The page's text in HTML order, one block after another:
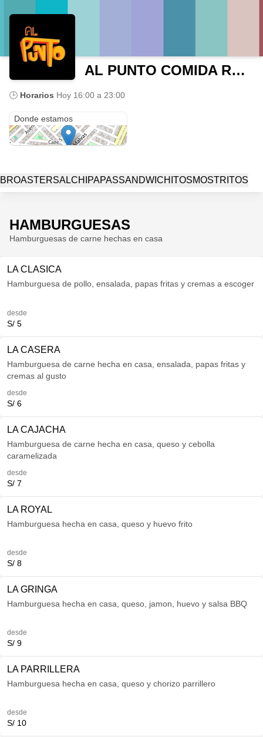
AL PUNTO COMIDA RAPIDA
🕒 Horarios Hoy 16:00 a 23:00
Donde estamos
BROASTERSALCHIPAPASSANDWICHITOSMOSTRITOS
HAMBURGUESAS
Hamburguesas de carne hechas en casa
LA CLASICA
Hamburguesa de pollo, ensalada, papas fritas y cremas a escoger
desde
S/ 5
LA CASERA
Hamburguesa de carne hecha en casa, ensalada, papas fritas y
cremas al gusto
desde
S/ 6
LA CAJACHA
Hamburguesa de carne hecha en casa, queso y cebolla
caramelizada
desde
S/ 7
LA ROYAL
Hamburguesa hecha en casa, queso y huevo frito
desde
S/ 8
LA GRINGA
Hamburguesa hecha en casa, queso, jamon, huevo y salsa BBQ
desde
S/ 9
LA PARRILLERA
Hamburguesa hecha en casa, queso y chorizo parrillero
desde
S/ 10